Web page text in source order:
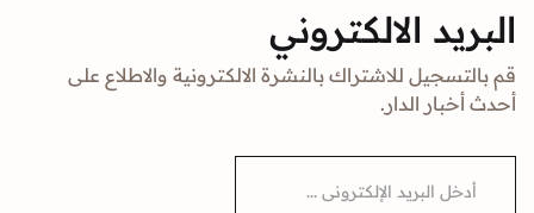
البريد الالكتروني
قم بالتسجيل للاشتراك بالنشرة الالكترونية والاطلاع على
أحدث أخبار الدار.